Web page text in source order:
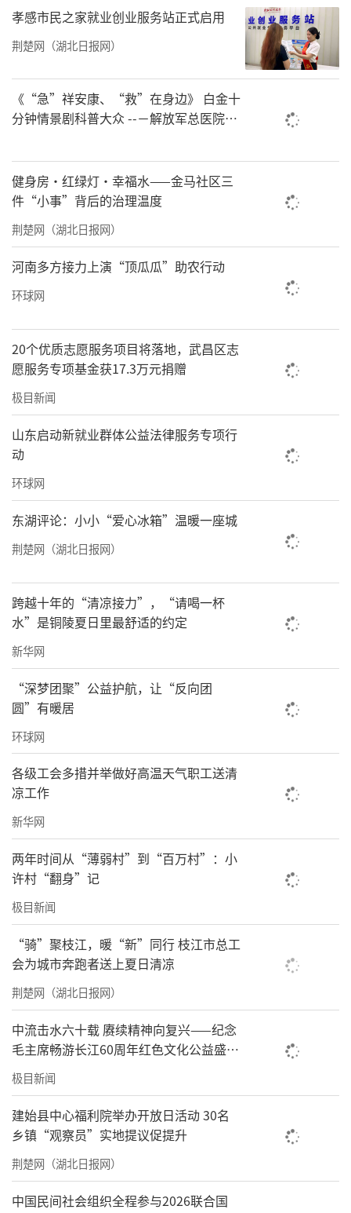
效延续。
活动现场，嘉宾为女生代表们发放了“小丫
包”。包里装有棉质内衣裤、卫生巾、内衣
皂、发箍、发圈以及知识漫画卡，每一件物品
都经过精心挑选，既实用，也传递着“你值得
被好好对待”的信念。随后，爱小丫基金教研
主管姚欣瑜为在场女生开启了第一堂“小丫课
堂”（示范课），从身体变化到自我保护，从
青春期困惑到自信建立，帮助女孩们用科学的
认知推开“成长”这扇门。
未来，爱小丫将持续深耕，联动更多爱心力
量，与青海更多需要关爱的女孩们站在一起，
用专业和温度，陪伴她们自信、健康、勇敢地
长大。
孝感市民之家就业创业服务站正式启用
荆楚网（湖北日报网）
《“急”祥安康、“救”在身边》 白金十
分钟情景剧科普大众 --－解放军总医院首
浸义诊活动
健身房·红绿灯·幸福水——金马社区三
件“小事”背后的治理温度
荆楚网（湖北日报网）
河南多方接力上演“顶瓜瓜”助农行动
环球网
20个优质志愿服务项目将落地，武昌区志
愿服务专项基金获17.3万元捐赠
极目新闻
山东启动新就业群体公益法律服务专项行
动
环球网
东湖评论：小小“爱心冰箱”温暖一座城
荆楚网（湖北日报网）
跨越十年的“清凉接力”，“请喝一杯
水”是铜陵夏日里最舒适的约定
新华网
“深梦团聚”公益护航，让“反向团
圆”有暖居
环球网
各级工会多措并举做好高温天气职工送清
凉工作
新华网
两年时间从“薄弱村”到“百万村”：小
许村“翻身”记
极目新闻
“骑”聚枝江，暖“新”同行 枝江市总工
会为城市奔跑者送上夏日清凉
荆楚网（湖北日报网）
中流击水六十载 赓续精神向复兴——纪念
毛主席畅游长江60周年红色文化公益盛典
在武汉举办
极目新闻
建始县中心福利院举办开放日活动 30名
乡镇“观察员”实地提议促提升
荆楚网（湖北日报网）
中国民间社会组织全程参与2026联合国